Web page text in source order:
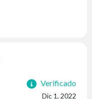
Verificado
Dic 1, 2022